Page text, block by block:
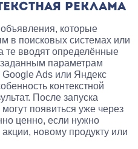
РЕКЛАМА
которые
в поисковых системах или
те вводят определённые
параметрам
Ads или Яндекс
контекстной
После запуска
появиться уже через
ценно, если нужно
новому продукту или